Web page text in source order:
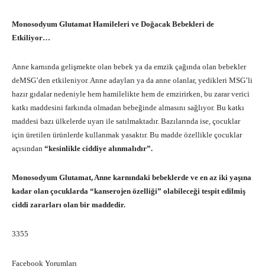
Monosodyum Glutamat Hamileleri ve Doğacak Bebekleri de
Etkiliyor…
Anne karnında gelişmekte olan bebek ya da emzik çağında olan bebekler
deMSG’den etkileniyor. Anne adayları ya da anne olanlar, yedikleri MSG’li
hazır gıdalar nedeniyle hem hamilelikte hem de emzirirken, bu zarar verici
katkı maddesini farkında olmadan bebeğinde almasını sağlıyor. Bu katkı
maddesi bazı ülkelerde uyarı ile satılmaktadır. Bazılarında ise, çocuklar
için üretilen ürünlerde kullanmak yasaktır. Bu madde özellikle çocuklar
açısından “kesinlikle ciddiye alınmalıdır”.
Monosodyum Glutamat, Anne karnındaki bebeklerde ve en az iki yaşına
kadar olan çocuklarda “kanserojen özelliği” olabileceği tespit edilmiş
ciddi zararları olan bir maddedir.
3355
Facebook Yorumları